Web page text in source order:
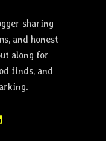
sharing
and honest
along for
finds, and